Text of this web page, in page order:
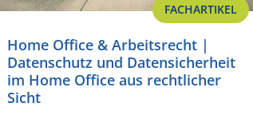
FACHARTIKEL
Home Office & Arbeitsrecht |
Datenschutz und Datensicherheit
im Home Office aus rechtlicher
Sicht